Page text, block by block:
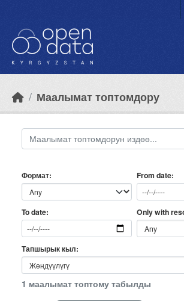
Маалымат топтомдору
Формат From date
To date Only with
Тапшырык кыл
1 маалымат топтому табылды